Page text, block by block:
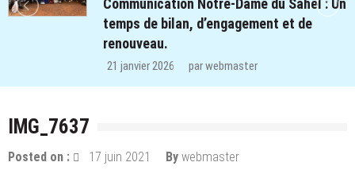
Notre-Dame du Sahel : Un
d’engagement et de
retrouvent
régions
IMG_7637
Posted on : 17 juin 2021 By webmaster